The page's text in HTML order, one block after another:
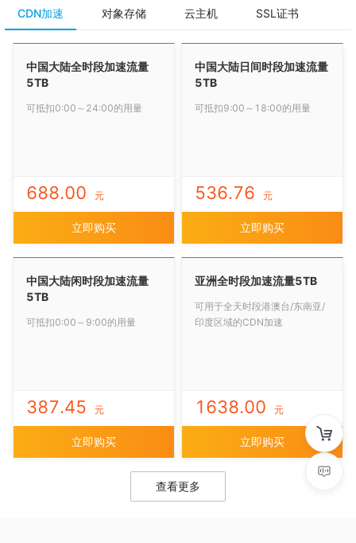
CDN加速 对象存储 云主机 SSL证书
中国大陆全时段加速流量
5TB
可抵扣0:00～24:00的用量
688.00 元
立即购买
中国大陆日间时段加速流量
5TB
可抵扣9:00～18:00的用量
536.76 元
立即购买
中国大陆闲时段加速流量
5TB
可抵扣0:00～9:00的用量
387.45 元
立即购买
亚洲全时段加速流量5TB
可用于全天时段港澳台/东南亚/
印度区域的CDN加速
1638.00 元
立即购买
查看更多